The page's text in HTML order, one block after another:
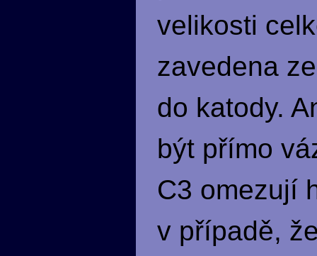
velikosti
zavedena
do katody.
být přímo
C3 omezují
v případě,